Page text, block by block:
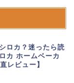
ロカ？迷ったら読
カ ホームベーカ
レビュー】